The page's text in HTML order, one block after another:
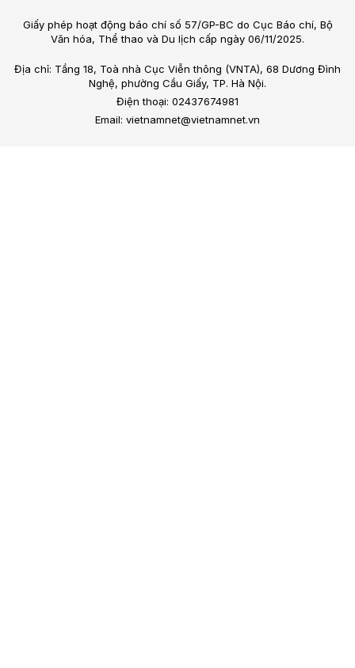
Giấy phép hoạt động báo chí số 57/GP-BC do Cục Báo chí, Bộ
Văn hóa, Thể thao và Du lịch cấp ngày 06/11/2025.
Địa chỉ: Tầng 18, Toà nhà Cục Viễn thông (VNTA), 68 Dương Đình
Nghệ, phường Cầu Giấy, TP. Hà Nội.
Điện thoại: 02437674981
Email: vietnamnet@vietnamnet.vn